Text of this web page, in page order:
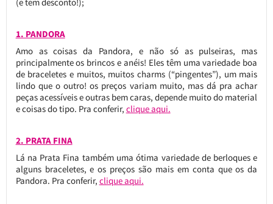
1. PANDORA
Amo as coisas da Pandora, e não só as pulseiras, mas
principalmente os brincos e anéis! Eles têm uma variedade boa
de braceletes e muitos, muitos charms (“pingentes”), um mais
lindo que o outro! os preços variam muito, mas dá pra achar
peças acessíveis e outras bem caras, depende muito do material
e coisas do tipo. Pra conferir, clique aqui.
2. PRATA FINA
Lá na Prata Fina também uma ótima variedade de berloques e
alguns braceletes, e os preços são mais em conta que os da
Pandora. Pra conferir, clique aqui.